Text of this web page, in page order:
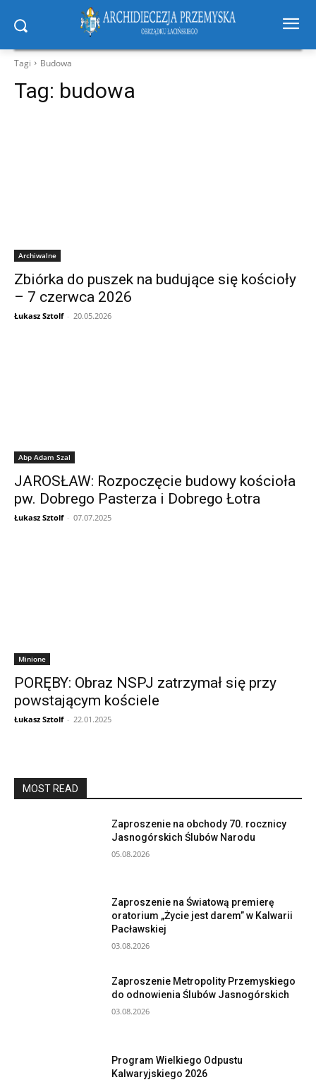
Tagi Budowa
Tag: budowa
Archiwalne
Zbiórka do puszek na budujące się kościoły
– 7 czerwca 2026
Łukasz Sztolf - 20.05.2026
Abp Adam Szal
JAROSŁAW: Rozpoczęcie budowy kościoła
pw. Dobrego Pasterza i Dobrego Łotra
Łukasz Sztolf - 07.07.2025
Minione
PORĘBY: Obraz NSPJ zatrzymał się przy
powstającym kościele
Łukasz Sztolf - 22.01.2025
MOST READ
Zaproszenie na obchody 70. rocznicy
Jasnogórskich Ślubów Narodu
05.08.2026
Zaproszenie na Światową premierę
oratorium „Życie jest darem” w Kalwarii
Pacławskiej
03.08.2026
Zaproszenie Metropolity Przemyskiego
do odnowienia Ślubów Jasnogórskich
03.08.2026
Program Wielkiego Odpustu
Kalwaryjskiego 2026